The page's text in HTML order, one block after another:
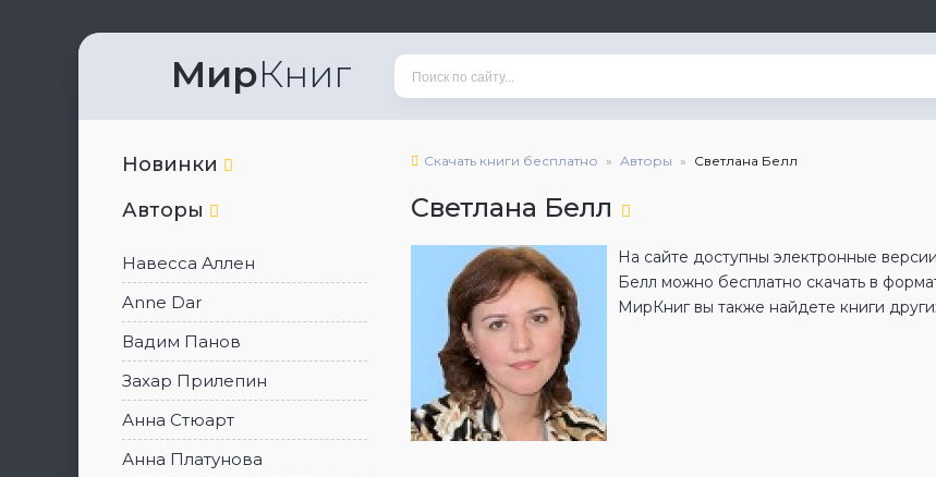
МирКниг
Новинки
Авторы
Навесса Аллен
Anne Dar
Вадим Панов
Захар Прилепин
Анна Стюарт
Анна Платунова
Скачать книги бесплатно Авторы Светлана Белл
Светлана Белл
На сайте доступны электронные
Белл можно бесплатно скачать в
МирКниг вы также найдете книги